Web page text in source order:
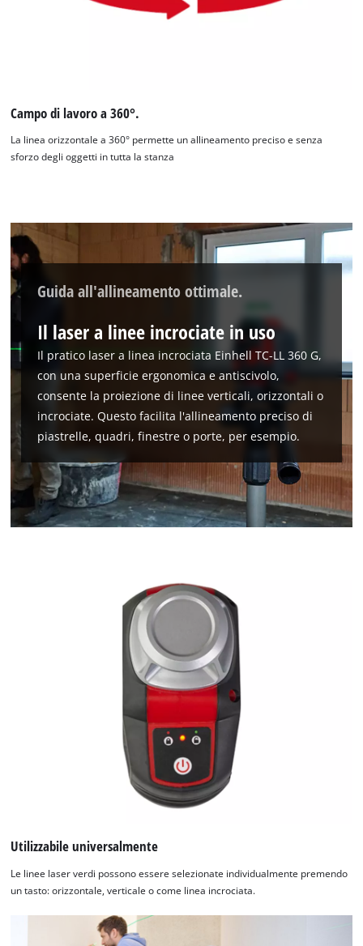
Abbiamo bisogno del vostro permesso
per caricare Google Maps!
This content is not permitted to load due
to trackers that are not disclosed to the
Campo di lavoro a 360°.
La linea orizzontale a 360° permette un allineamento preciso e senza
sforzo degli oggetti in tutta la stanza
Guida all'allineamento ottimale.
Il laser a linee incrociate in uso
Il pratico laser a linea incrociata Einhell TC-LL 360 G,
con una superficie ergonomica e antiscivolo,
consente la proiezione di linee verticali, orizzontali o
incrociate. Questo facilita l'allineamento preciso di
piastrelle, quadri, finestre o porte, per esempio.
Utilizzabile universalmente
Le linee laser verdi possono essere selezionate individualmente premendo
un tasto: orizzontale, verticale o come linea incrociata.